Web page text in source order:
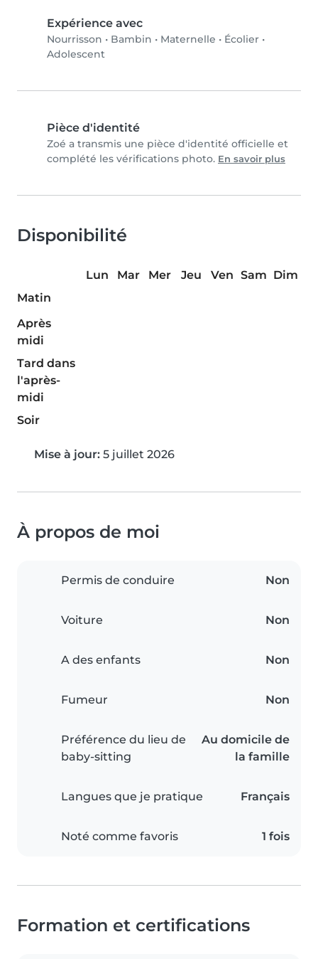
Expérience avec
Nourrisson • Bambin • Maternelle • Écolier •
Adolescent
Pièce d'identité
Zoé a transmis une pièce d'identité officielle et
complété les vérifications photo. En savoir plus
Disponibilité
Lun Mar Mer Jeu Ven Sam Dim
Matin
Après
midi
Tard dans
l'après-
midi
Soir
Mise à jour: 5 juillet 2026
À propos de moi
Permis de conduire Non
Voiture Non
A des enfants Non
Fumeur Non
Préférence du lieu de
baby-sitting
Au domicile de
la famille
Langues que je pratique Français
Noté comme favoris 1 fois
Formation et certifications